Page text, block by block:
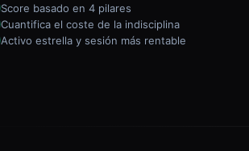
Score basado en 4 pilares
Cuantifica el coste de la indisciplina
Activo estrella y sesión más rentable